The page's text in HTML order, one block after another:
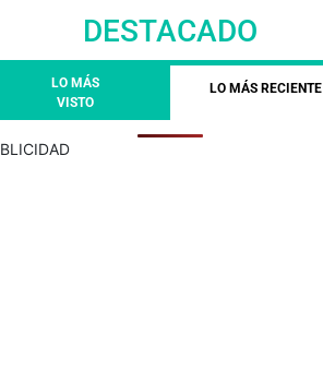
DESTACADO
LO MÁS
VISTO
LO MÁS RECIENTE